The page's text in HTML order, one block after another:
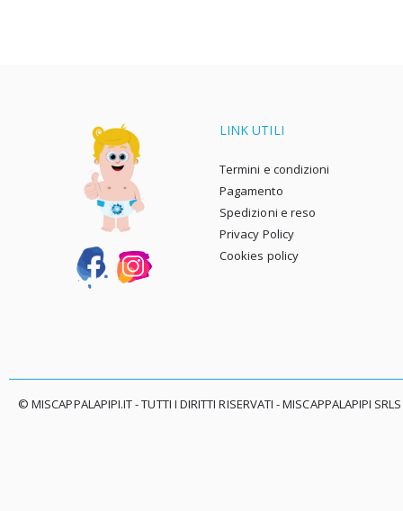
LINK UTILI
Termini e condizioni
Pagamento
Spedizioni e reso
Privacy Policy
Cookies policy
© MISCAPPALAPIPI.IT - TUTTI I DIRITTI RISERVATI - MISCAPPALAPIPI